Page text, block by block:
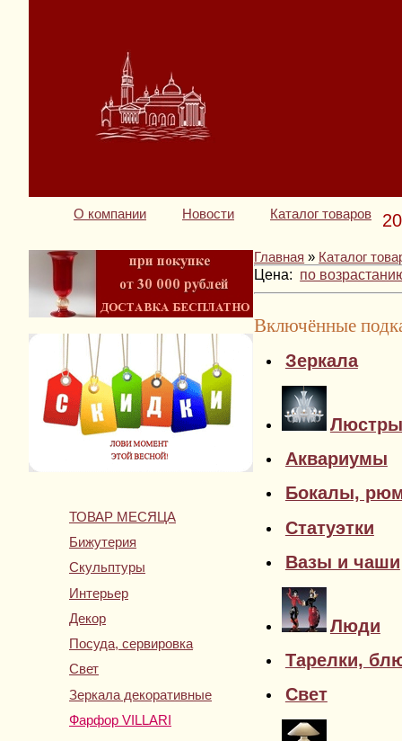
О компании Новости Каталог товаров
ТОВАР МЕСЯЦА
Бижутерия
Скульптуры
Интерьер
Декор
Посуда, сервировка
Свет
Зеркала декоративные
Фарфор VILLARI
Главная » Каталог
Цена: по
Включённые
Зеркала
Люстры
Аквариумы
Бокалы,
Статуэтки
Вазы и чаши
Люди
Тарелки,
Свет